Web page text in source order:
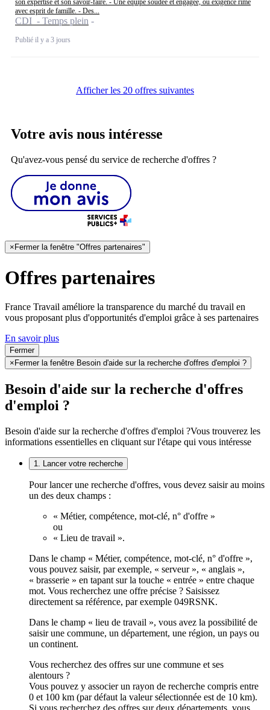
son expertise et son savoir-faire. - Une équipe soudée et engagée, ou exigence rime
avec esprit de famille. - Des...
CDI - Temps plein
Publié il y a 3 jours
Afficher les 20 offres suivantes
Votre avis nous intéresse
Qu'avez-vous pensé du service de recherche d'offres ?
× Fermer la fenêtre "Offres partenaires"
Offres partenaires
France Travail améliore la transparence du marché du travail en
vous proposant plus d'opportunités d'emploi grâce à ses partenaires
En savoir plus
Fermer
× Fermer la fenêtre Besoin d'aide sur la recherche d'offres d'emploi ?
Besoin d'aide sur la recherche d'offres
d'emploi ?
Besoin d'aide sur la recherche d'offres d'emploi ?Vous trouverez les
informations essentielles en cliquant sur l'étape qui vous intéresse
1. Lancer votre recherche
Pour lancer une recherche d'offres, vous devez saisir au moins
un des deux champs :
« Métier, compétence, mot-clé, n° d'offre »
ou
« Lieu de travail ».
Dans le champ « Métier, compétence, mot-clé, n° d'offre »,
vous pouvez saisir, par exemple, « serveur », « anglais »,
« brasserie » en tapant sur la touche « entrée » entre chaque
mot. Vous recherchez une offre précise ? Saisissez
directement sa référence, par exemple 049RSNK.
Dans le champ « lieu de travail », vous avez la possibilité de
saisir une commune, un département, une région, un pays ou
un continent.
Vous recherchez des offres sur une commune et ses
alentours ?
Vous pouvez y associer un rayon de recherche compris entre
0 et 100 km (par défaut la valeur sélectionnée est de 10 km).
Si vous recherchez des offres sur deux départements, vous